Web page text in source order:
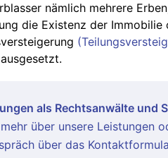
nämlich mehrere
die Existenz der
als Rechtsanwälte und
über unsere Leistungen
über das